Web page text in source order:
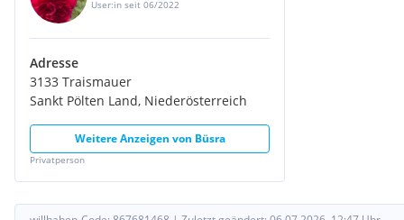
User:in seit 06/2022
Adresse
3133 Traismauer
Sankt Pölten Land, Niederösterreich
Weitere Anzeigen von Büsra
Privatperson